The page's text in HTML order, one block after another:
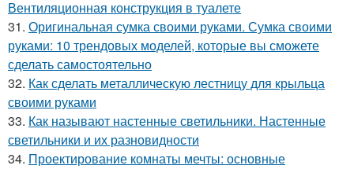
Вентиляционная конструкция в туалете
31. Оригинальная сумка своими руками. Сумка своими
руками: 10 трендовых моделей, которые вы сможете
сделать самостоятельно
32. Как сделать металлическую лестницу для крыльца
своими руками
33. Как называют настенные светильники. Настенные
светильники и их разновидности
34. Проектирование комнаты мечты: основные